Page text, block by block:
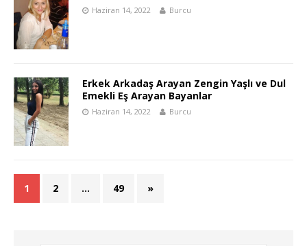
Haziran 14, 2022 Burcu
Erkek Arkadaş Arayan Zengin Yaşlı ve Dul
Emekli Eş Arayan Bayanlar
Haziran 14, 2022 Burcu
1 2 … 49 »